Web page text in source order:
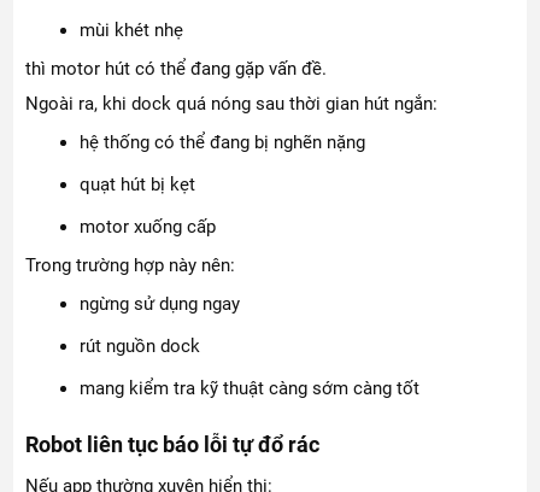
mùi khét nhẹ
thì motor hút có thể đang gặp vấn đề.
Ngoài ra, khi dock quá nóng sau thời gian hút ngắn:
hệ thống có thể đang bị nghẽn nặng
quạt hút bị kẹt
motor xuống cấp
Trong trường hợp này nên:
ngừng sử dụng ngay
rút nguồn dock
mang kiểm tra kỹ thuật càng sớm càng tốt
Robot liên tục báo lỗi tự đổ rác
Nếu app thường xuyên hiển thị: